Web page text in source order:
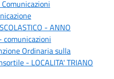
- ANNO
comunicazioni
Ordinaria sulla
- LOCALITA' TRIANO